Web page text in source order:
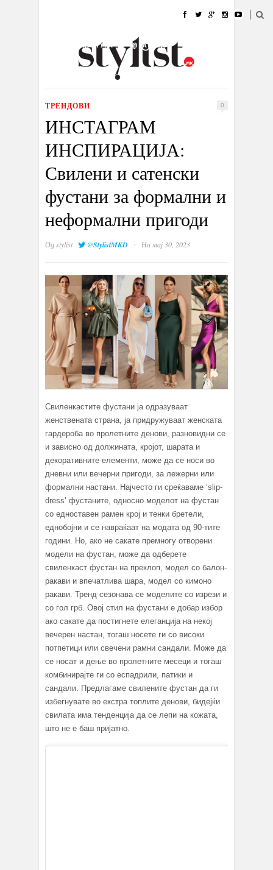
УБАВИНА
КУЛТУРА @РАБОТА
ИЗЛОГ
ТРЕНДОВИ 0
ИНСТАГРАМ
ИНСПИРАЦИЈА:
Свилени и сатенски
фустани за формални и
неформални пригоди
Одstylist @StylistMKD · На мај 30, 2023
Свиленкастите фустани ја одразуваат
женствената страна, ја придружуваат женската
гардероба во пролетните денови, разновидни се
и зависно од должината, кројот, шарата и
декоративните елементи, може да се носи во
дневни или вечерни пригоди, за лежерни или
формални настани. Најчесто ги среќаваме ‘slip-
dress’ фустаните, односно моделот на фустан
со едноставен рамен крој и тенки бретели,
еднобојни и се навраќаат на модата од 90-тите
години. Но, ако не сакате премногу отворени
модели на фустан, може да одберете
свиленкаст фустан на преклоп, модел со балон-
ракави и впечатлива шара, модел со кимоно
ракави. Тренд сезонава се моделите со изрези и
со гол грб. Овој стил на фустани е добар избор
ако сакате да постигнете елеганција на некој
вечерен настан, тогаш носете ги со високи
потпетици или свечени рамни сандали. Може да
се носат и дење во пролетните месеци и тогаш
комбинирајте ги со еспадрили, патики и
сандали. Предлагаме свилените фустан да ги
избегнувате во екстра топлите денови, бидејќи
свилата има тенденција да се лепи на кожата,
што не е баш пријатно.